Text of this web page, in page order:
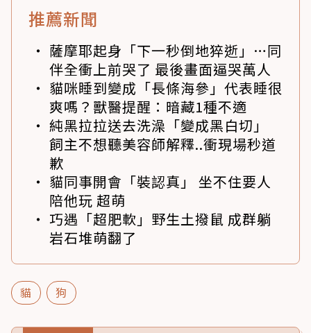
推薦新聞
薩摩耶起身「下一秒倒地猝逝」…同
伴全衝上前哭了 最後畫面逼哭萬人
貓咪睡到變成「長條海參」代表睡很
爽嗎？獸醫提醒：暗藏1種不適
純黑拉拉送去洗澡「變成黑白切」
飼主不想聽美容師解釋..衝現場秒道
歉
貓同事開會「裝認真」 坐不住要人
陪他玩 超萌
巧遇「超肥軟」野生土撥鼠 成群躺
岩石堆萌翻了
貓 狗